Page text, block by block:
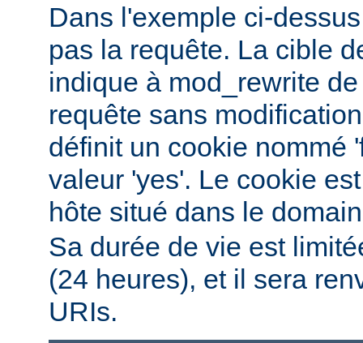
Dans l'exemple ci-
pas la requête. La cible
indique à mod_rewrite
requête sans
définit un cookie nommé
valeur 'yes'. Le cookie
hôte situé dans le
Sa durée de vie est
(24 heures), et il sera
URIs.